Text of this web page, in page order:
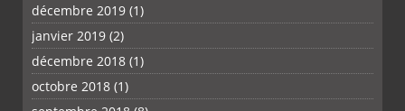
décembre 2019 (1)
janvier 2019 (2)
décembre 2018 (1)
octobre 2018 (1)